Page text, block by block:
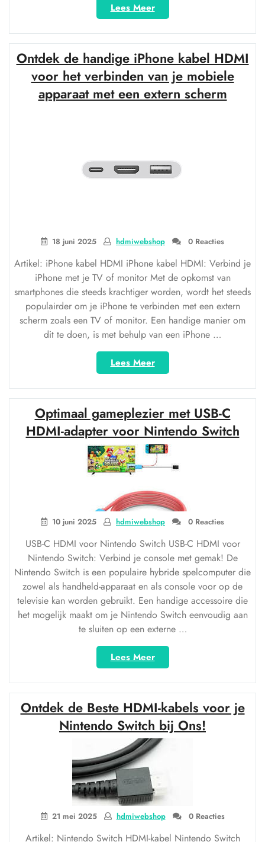
Lees Meer“Ontdek
de
Haarscherpe
Beelden
van
Mini
HDMI
4K!”
Ontdek de handige iPhone kabel HDMI
voor het verbinden van je mobiele
apparaat met een extern scherm
18 juni 2025 hdmiwebshop 0 Reacties
Artikel: iPhone kabel HDMI iPhone kabel HDMI: Verbind je
iPhone met je TV of monitor Met de opkomst van
smartphones die steeds krachtiger worden, wordt het steeds
populairder om je iPhone te verbinden met een extern
scherm zoals een TV of monitor. Een handige manier om
dit te doen, is met behulp van een iPhone …
Lees Meer“Ontdek
de
handige
iPhone
kabel
HDMI
voor
het
verbinden
je
mobiele
apparaat
een
extern
scherm”
Optimaal gameplezier met USB-C
HDMI-adapter voor Nintendo Switch
10 juni 2025 hdmiwebshop 0 Reacties
USB-C HDMI voor Nintendo Switch USB-C HDMI voor
Nintendo Switch: Verbind je console met gemak! De
Nintendo Switch is een populaire hybride spelcomputer die
zowel als handheld-apparaat en als console voor op de
televisie kan worden gebruikt. Een handige accessoire die
het mogelijk maakt om je Nintendo Switch eenvoudig aan
te sluiten op een externe …
Lees Meer“Optimaal
gameplezier
met
USB-
C
HDMI-
adapter
voor
Switch”
Ontdek de Beste HDMI-kabels voor je
Nintendo Switch bij Ons!
21 mei 2025 hdmiwebshop 0 Reacties
Artikel: Nintendo Switch HDMI-kabel Nintendo Switch